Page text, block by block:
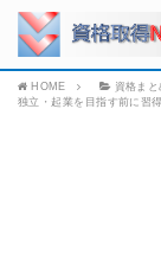
HOME
資格まと
独立・起業を目指す前に習